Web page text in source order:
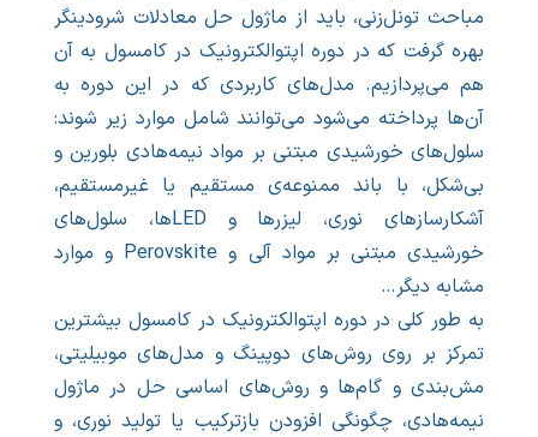
مباحث تونل‌زنی، باید از ماژول حل معادلات شرودینگر
بهره گرفت که در دوره اپتوالکترونیک در کامسول به آن
هم می‌پردازیم. مدل‌های کاربردی که در این دوره به
آن‌ها پرداخته می‌شود می‌توانند شامل موارد زیر شوند:
سلول‌های خورشیدی مبتنی بر مواد نیمه‌هادی بلورین و
بی‌شکل، با باند ممنوعه‌ی مستقیم یا غیرمستقیم،
آشکارسازهای نوری، لیزرها و LEDها، سلول‌های
خورشیدی مبتنی بر مواد آلی و Perovskite و موارد
مشابه دیگر…
به طور کلی در دوره اپتوالکترونیک در کامسول بیشترین
تمرکز بر روی روش‌های دوپینگ و مدل‌های موبیلیتی،
مش‌بندی و گام‌ها و روش‌های اساسی حل در ماژول
نیمه‌هادی، چگونگی افزودن بازترکیب یا تولید نوری، و